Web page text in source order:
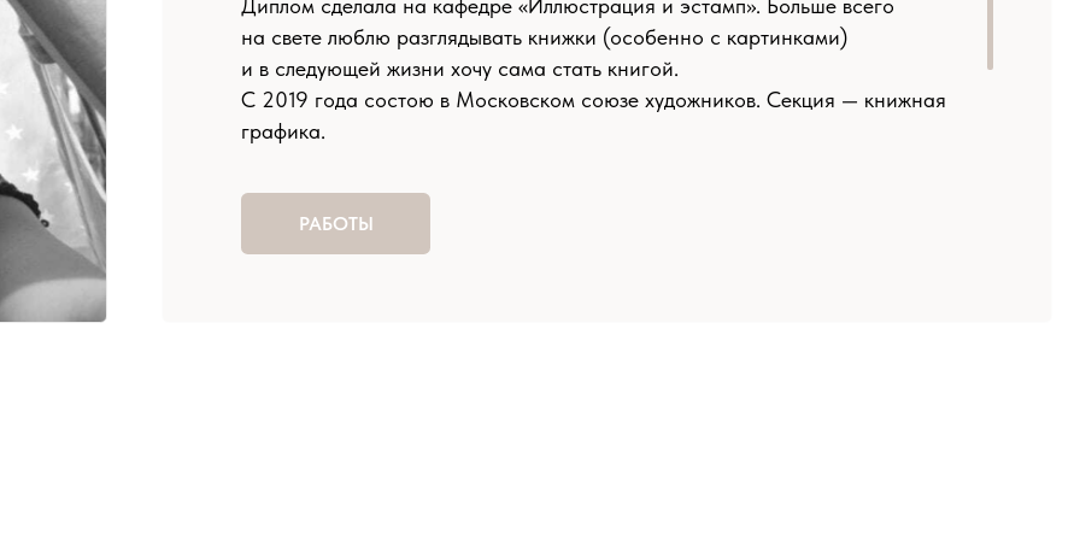
С 2019 года состою в Московском союзе художников. Секция — книжная
Неоднократно участвовала в различных выставках, в том числе
международных, с иллюстрациями, станковыми работами и инсталляциями.
РАБОТЫ